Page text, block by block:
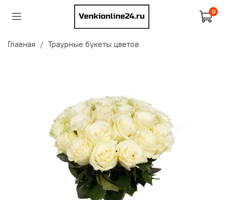
0
Главная Траурные букеты цветов